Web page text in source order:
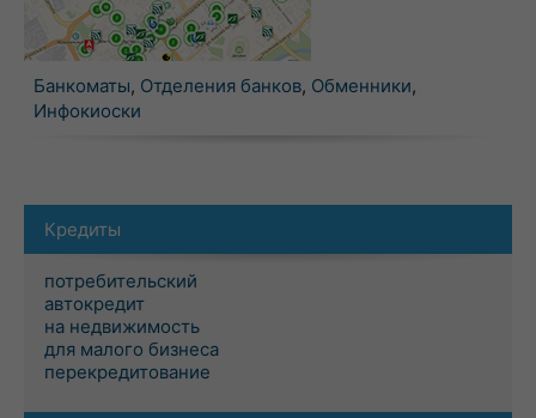
Банкоматы, Отделения банков, Обменники,
Инфокиоски
Кредиты
потребительский
автокредит
на недвижимость
для малого бизнеса
перекредитование